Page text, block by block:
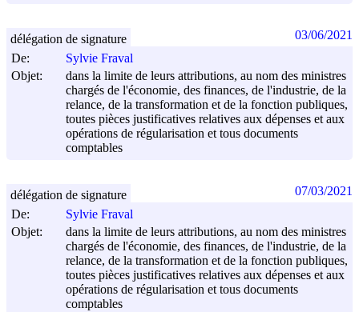
De:
Sylvie Fraval
Objet:
dans la limite de leurs attributions, au nom des ministres
chargés de l'économie, des finances, de l'industrie, de la
relance, de la transformation et de la fonction publiques,
toutes pièces justificatives relatives aux dépenses et aux
opérations de régularisation et tous documents
comptables
délégation de signature 03/06/2021
De:
Sylvie Fraval
Objet:
dans la limite de leurs attributions, au nom des ministres
chargés de l'économie, des finances, de l'industrie, de la
relance, de la transformation et de la fonction publiques,
toutes pièces justificatives relatives aux dépenses et aux
opérations de régularisation et tous documents
comptables
délégation de signature 07/03/2021